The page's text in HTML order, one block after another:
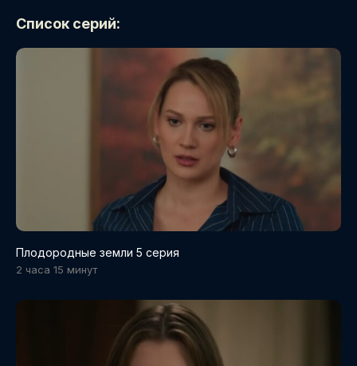
Список серий:
Плодородные земли 5 серия
2 часа 15 минут